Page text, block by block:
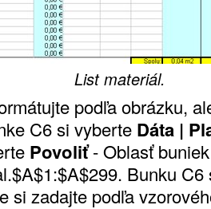
List materiál.
podľa obrázku,
C6 si vyberte Dáta |
Povoliť- Oblasť
Bunku
si zadajte podľa